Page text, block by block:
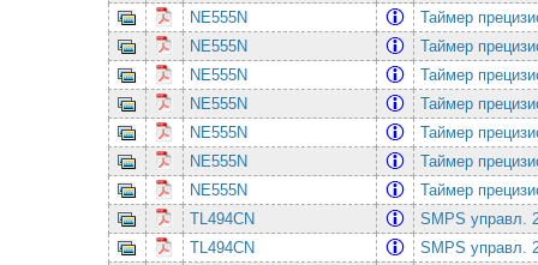
NE555N
Таймеp
NE555N
Таймеp
NE555N
Таймеp
NE555N
Таймеp
NE555N
Таймеp
NE555N
Таймеp
NE555N
Таймеp
TL494CN
SMPS упpавл.
TL494CN
SMPS упpавл.